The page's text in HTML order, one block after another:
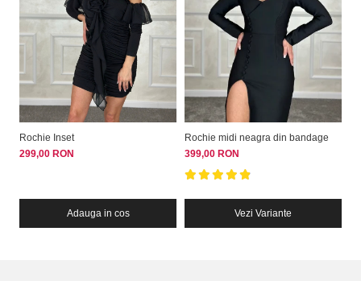
Rochie Inset
299,00 RON
Adauga in cos
Rochie midi neagra din bandage
399,00 RON
Vezi Variante